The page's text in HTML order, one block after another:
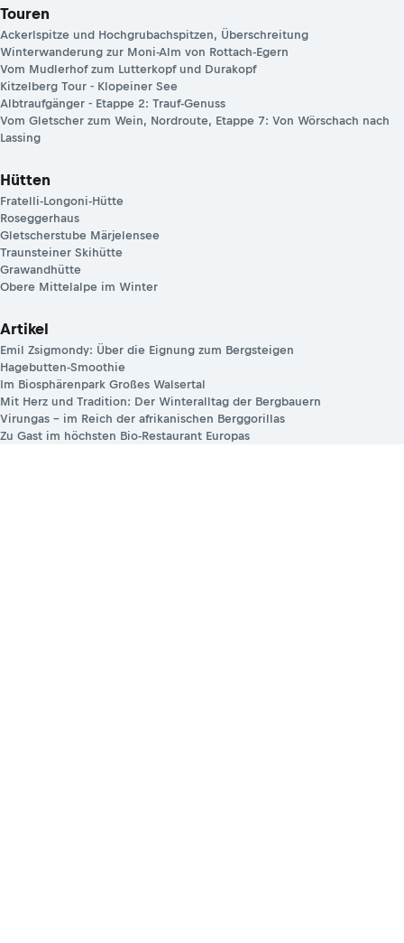
Touren
Ackerlspitze und Hochgrubachspitzen, Überschreitung
Winterwanderung zur Moni-Alm von Rottach-Egern
Vom Mudlerhof zum Lutterkopf und Durakopf
Kitzelberg Tour - Klopeiner See
Albtraufgänger - Etappe 2: Trauf-Genuss
Vom Gletscher zum Wein, Nordroute, Etappe 7: Von Wörschach nach
Lassing
Hütten
Fratelli-Longoni-Hütte
Roseggerhaus
Gletscherstube Märjelensee
Traunsteiner Skihütte
Grawandhütte
Obere Mittelalpe im Winter
Artikel
Emil Zsigmondy: Über die Eignung zum Bergsteigen
Hagebutten-Smoothie
Im Biosphärenpark Großes Walsertal
Mit Herz und Tradition: Der Winteralltag der Bergbauern
Virungas – im Reich der afrikanischen Berggorillas
Zu Gast im höchsten Bio-Restaurant Europas